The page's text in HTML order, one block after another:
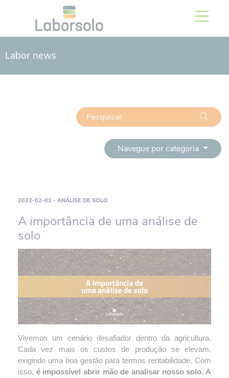
Labor news
Navegue por categoria
2022-02-01 - ANÁLISE DE SOLO
A importância de uma análise de
solo
Vivemos um cenário desafiador dentro da agricultura.
Cada vez mais os custos de produção se elevam,
exigindo uma boa gestão para termos rentabilidade. Com
isso, é impossível abrir mão de analisar nosso solo. A